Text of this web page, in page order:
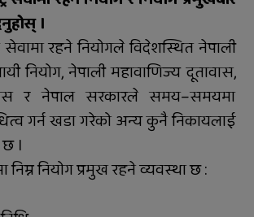
।
सेवामा रहने नियोगले विदेशस्थित नेपाली
नियोग, नेपाली महावाणिज्य दूतावास,
र नेपाल सरकारले समय–समयमा
गर्न खडा गरेको अन्य कुनै निकायलाई
।
निम्न नियोग प्रमुख रहने व्यवस्था छ :